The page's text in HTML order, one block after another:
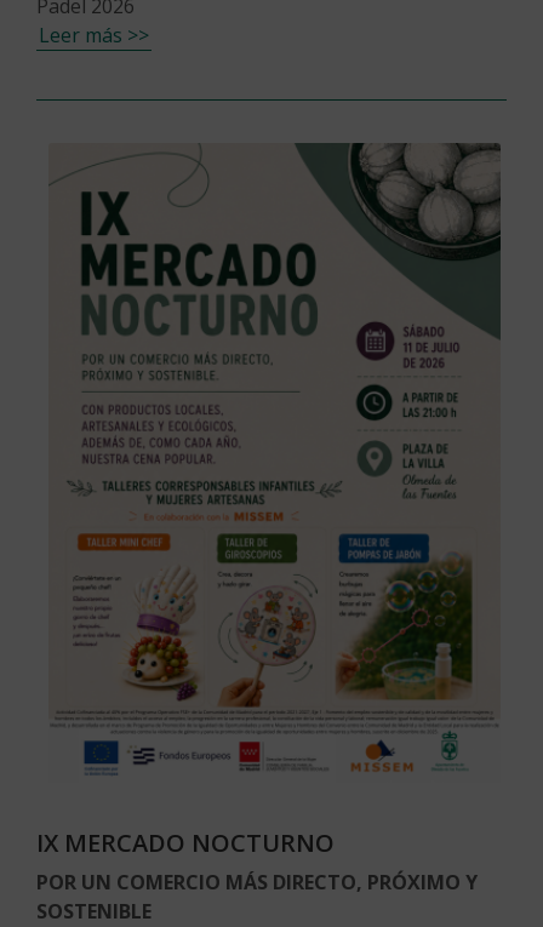
Padel 2026
Leer más >>
IX MERCADO NOCTURNO
POR UN COMERCIO MÁS DIRECTO, PRÓXIMO Y
SOSTENIBLE